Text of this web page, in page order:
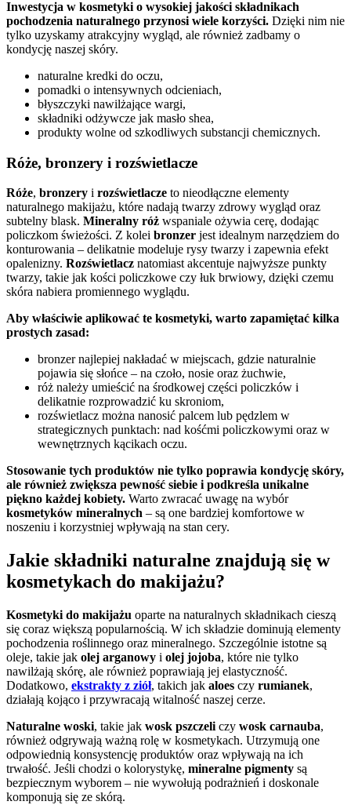
Inwestycja w kosmetyki o wysokiej jakości składnikach
pochodzenia naturalnego przynosi wiele korzyści. Dzięki nim nie
tylko uzyskamy atrakcyjny wygląd, ale również zadbamy o
kondycję naszej skóry.
naturalne kredki do oczu,
pomadki o intensywnych odcieniach,
błyszczyki nawilżające wargi,
składniki odżywcze jak masło shea,
produkty wolne od szkodliwych substancji chemicznych.
Róże, bronzery i rozświetlacze
Róże, bronzery i rozświetlacze to nieodłączne elementy
naturalnego makijażu, które nadają twarzy zdrowy wygląd oraz
subtelny blask. Mineralny róż wspaniale ożywia cerę, dodając
policzkom świeżości. Z kolei bronzer jest idealnym narzędziem do
konturowania – delikatnie modeluje rysy twarzy i zapewnia efekt
opalenizny. Rozświetlacz natomiast akcentuje najwyższe punkty
twarzy, takie jak kości policzkowe czy łuk brwiowy, dzięki czemu
skóra nabiera promiennego wyglądu.
Aby właściwie aplikować te kosmetyki, warto zapamiętać kilka
prostych zasad:
bronzer najlepiej nakładać w miejscach, gdzie naturalnie
pojawia się słońce – na czoło, nosie oraz żuchwie,
róż należy umieścić na środkowej części policzków i
delikatnie rozprowadzić ku skroniom,
rozświetlacz można nanosić palcem lub pędzlem w
strategicznych punktach: nad kośćmi policzkowymi oraz w
wewnętrznych kącikach oczu.
Stosowanie tych produktów nie tylko poprawia kondycję skóry,
ale również zwiększa pewność siebie i podkreśla unikalne
piękno każdej kobiety. Warto zwracać uwagę na wybór
kosmetyków mineralnych – są one bardziej komfortowe w
noszeniu i korzystniej wpływają na stan cery.
Jakie składniki naturalne znajdują się w
kosmetykach do makijażu?
Kosmetyki do makijażu oparte na naturalnych składnikach cieszą
się coraz większą popularnością. W ich składzie dominują elementy
pochodzenia roślinnego oraz mineralnego. Szczególnie istotne są
oleje, takie jak olej arganowy i olej jojoba, które nie tylko
nawilżają skórę, ale również poprawiają jej elastyczność.
Dodatkowo, ekstrakty z ziół, takich jak aloes czy rumianek,
działają kojąco i przywracają witalność naszej cerze.
Naturalne woski, takie jak wosk pszczeli czy wosk carnauba,
również odgrywają ważną rolę w kosmetykach. Utrzymują one
odpowiednią konsystencję produktów oraz wpływają na ich
trwałość. Jeśli chodzi o kolorystykę, mineralne pigmenty są
bezpiecznym wyborem – nie wywołują podrażnień i doskonale
komponują się ze skórą.